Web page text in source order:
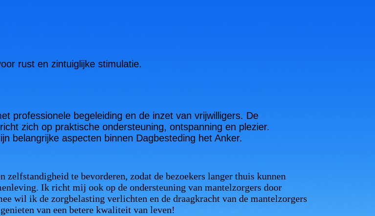
rust en zintuiglijke stimulatie.
professionele begeleiding en de inzet van vrijwilligers. De
zich op praktische ondersteuning, ontspanning en plezier.
belangrijke aspecten binnen Dagbesteding het Anker.
te bevorderen, zodat de bezoekers langer thuis kunnen
Ik richt mij ook op de ondersteuning van mantelzorgers door
wil ik de zorgbelasting verlichten en de draagkracht van de mantelzorgers
van een betere kwaliteit van leven!